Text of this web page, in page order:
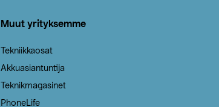
Muut yrityksemme
Tekniikkaosat
Akkuasiantuntija
Teknikmagasinet
PhoneLife